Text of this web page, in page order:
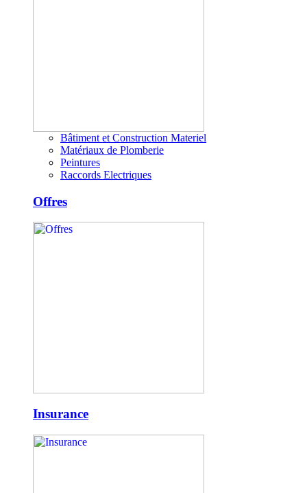
Bâtiment et Construction Materiel
Matériaux de Plomberie
Peintures
Raccords Electriques
Offres
Insurance